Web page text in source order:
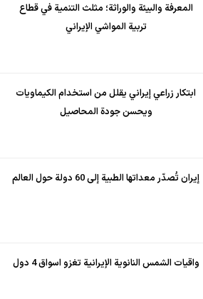
المعرفة والبيئة والوراثة؛ مثلث التنمية في قطاع
تربية المواشي الإيراني
ابتكار زراعي إيراني يقلل من استخدام الكيماويات
ويحسن جودة المحاصيل
إيران تُصدّر معداتها الطبية إلى 60 دولة حول العالم
واقيات الشمس النانوية الإيرانية تغزو اسواق 4 دول